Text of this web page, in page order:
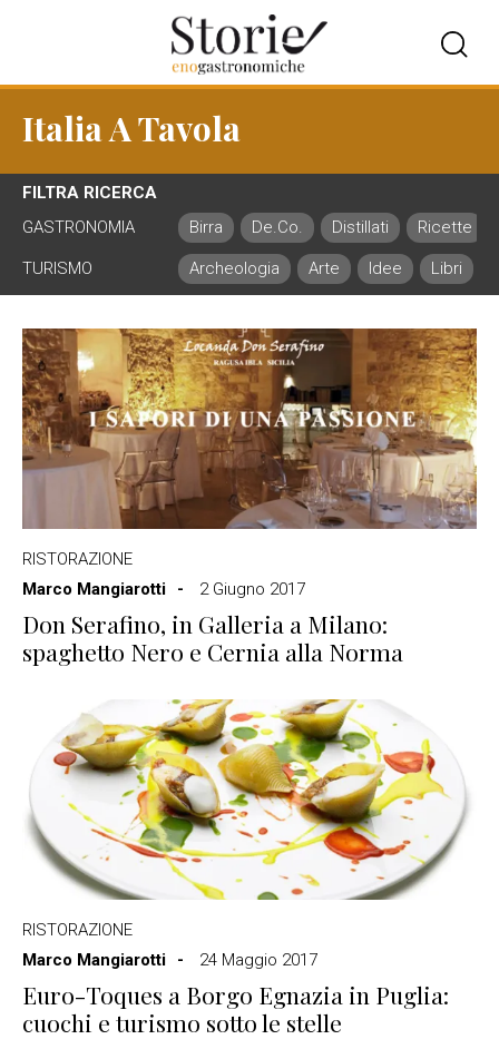
Italia A Tavola
FILTRA RICERCA
GASTRONOMIA
Birra De.Co. Distillati Ricette
TURISMO Archeologia Arte Idee Libri
RISTORAZIONE
Marco Mangiarotti
2 Giugno 2017
Don Serafino, in Galleria a Milano:
spaghetto Nero e Cernia alla Norma
RISTORAZIONE
Marco Mangiarotti
24 Maggio 2017
Euro-Toques a Borgo Egnazia in Puglia:
cuochi e turismo sotto le stelle